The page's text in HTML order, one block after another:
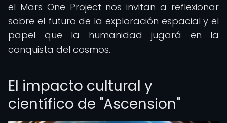
el Mars One Project nos invitan a reflexionar
sobre el futuro de la exploración espacial y el
papel que la humanidad jugará en la
conquista del cosmos.
El impacto cultural y
científico de "Ascension"